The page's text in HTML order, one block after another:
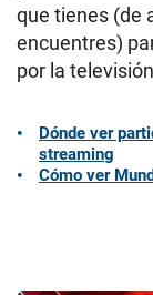
que tienes (de
encuentres)
por la
Dónde ver
streaming
Cómo ver